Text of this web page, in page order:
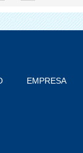
EMPRESA